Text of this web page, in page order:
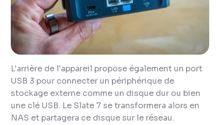
L'arrière de l'appareil propose également un port
USB 3 pour connecter un périphérique de
stockage externe comme un disque dur ou bien
une clé USB. Le Slate 7 se transformera alors en
NAS et partagera ce disque sur le réseau.